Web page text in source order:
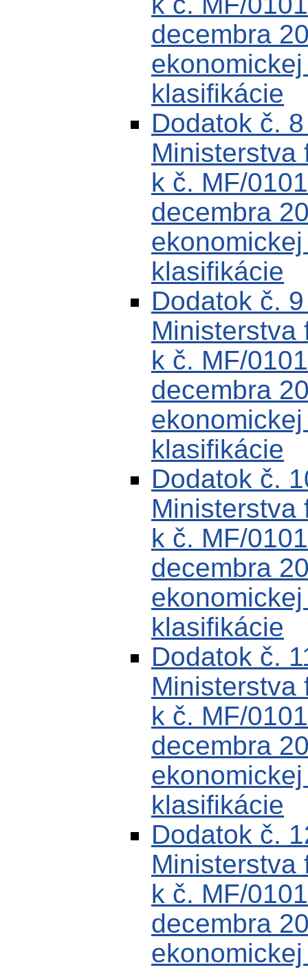
decembra
klasifikácie
Dodatok č.
Ministerstva
k č. MF/
decembra
klasifikácie
Dodatok č.
Ministerstva
k č. MF/
decembra
klasifikácie
Dodatok č.
Ministerstva
k č. MF/
decembra
klasifikácie
Dodatok č.
Ministerstva
k č. MF/
decembra
klasifikácie
Dodatok č.
Ministerstva
k č. MF/
decembra